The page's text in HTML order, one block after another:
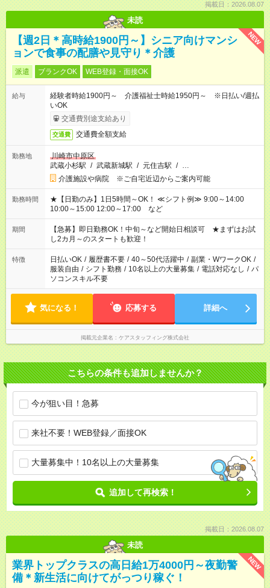
掲載日：2026.08.07
未読
NEW
【週2日＊高時給1900円～】シニア向けマンシ
ョンで食事の配膳や見守り＊介護
派遣 ブランクOK WEB登録・面接OK
給与
経験者時給1900円～ 介護福祉士時給1950円～ ※日払い/週払
いOK
交通費別途支給あり
交通費 交通費全額支給
勤務地
川崎市中原区
武蔵小杉駅 / 武蔵新城駅 / 元住吉駅 / …
介護施設や病院 ※ご自宅近辺からご案内可能
勤務時間
★【日勤のみ】1日5時間～OK！ ≪シフト例≫ 9:00～14:00
10:00～15:00 12:00～17:00 など
期間
【急募】即日勤務OK！中旬～など開始日相談可 ★まずはお試
し2カ月～のスタートも歓迎！
特徴 日払いOK / 履歴書不要 / 40～50代活躍中 / 副業・WワークOK /
服装自由 / シフト勤務 / 10名以上の大量募集 / 電話対応なし / パ
ソコンスキル不要
気になる！ 応募する 詳細へ
掲載元企業名 ケアスタッフィング株式会社
こちらの条件も追加しませんか？
今が狙い目！急募
来社不要！WEB登録／面接OK
大量募集中！10名以上の大量募集
追加して再検索！
掲載日：2026.08.07
未読
NEW
業界トップクラスの高日給1万4000円～夜勤警
備＊新生活に向けてがっつり稼ぐ！